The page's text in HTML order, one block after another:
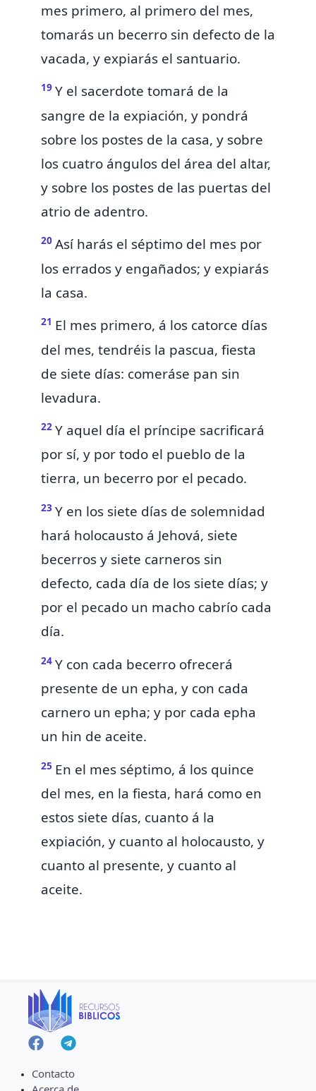
mes primero, al primero del mes,
tomarás un becerro sin defecto de la
vacada, y expiarás el santuario.
19 Y el sacerdote tomará de la
sangre de la expiación, y pondrá
sobre los postes de la casa, y sobre
los cuatro ángulos del área del altar,
y sobre los postes de las puertas del
atrio de adentro.
20 Así harás el séptimo del mes por
los errados y engañados; y expiarás
la casa.
21 El mes primero, á los catorce días
del mes, tendréis la pascua, fiesta
de siete días: comeráse pan sin
levadura.
22 Y aquel día el príncipe sacrificará
por sí, y por todo el pueblo de la
tierra, un becerro por el pecado.
23 Y en los siete días de solemnidad
hará holocausto á Jehová, siete
becerros y siete carneros sin
defecto, cada día de los siete días; y
por el pecado un macho cabrío cada
día.
24 Y con cada becerro ofrecerá
presente de un epha, y con cada
carnero un epha; y por cada epha
un hin de aceite.
25 En el mes séptimo, á los quince
del mes, en la fiesta, hará como en
estos siete días, cuanto á la
expiación, y cuanto al holocausto, y
cuanto al presente, y cuanto al
aceite.
Contacto